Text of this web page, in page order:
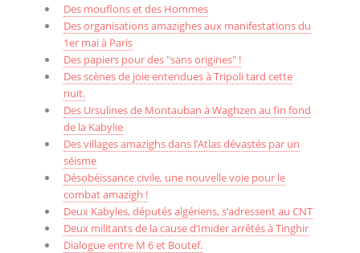
Des mouflons et des Hommes
Des organisations amazighes aux manifestations du
1er mai à Paris
Des papiers pour des "sans origines" !
Des scènes de joie entendues à Tripoli tard cette
nuit.
Des Ursulines de Montauban à Waghzen au fin fond
de la Kabylie
Des villages amazighs dans l’Atlas dévastés par un
séisme
Désobéissance civile, une nouvelle voie pour le
combat amazigh !
Deux Kabyles, députés algériens, s’adressent au CNT
Deux militants de la cause d’Imider arrêtés à Tinghir
Dialogue entre M 6 et Boutef.